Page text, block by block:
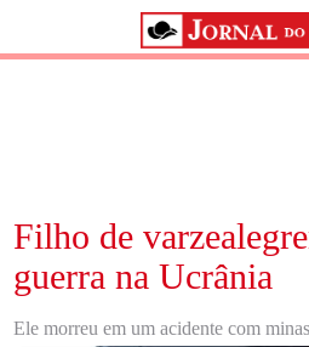
Filho de
guerra na Ucrânia
Ele morreu em um acidente com